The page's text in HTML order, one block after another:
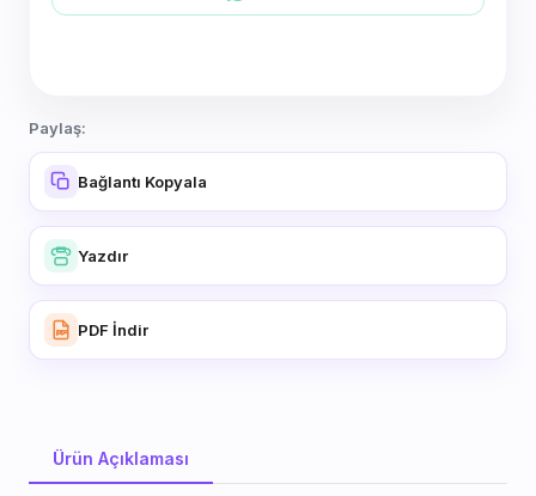
Paylaş:
Bağlantı Kopyala
Yazdır
PDF İndir
Ürün Açıklaması